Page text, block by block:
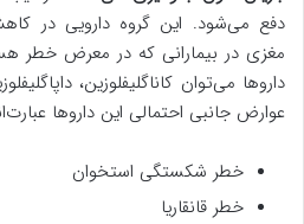
دفع می‌شود. این گروه دارویی در
مغزی در بیمارانی که در معرض خطر
داروها می‌توان کاناگلیفلوزین،
عوارض جانبی احتمالی این داروها
خطر شکستگی استخوان
خطر قانقاریا